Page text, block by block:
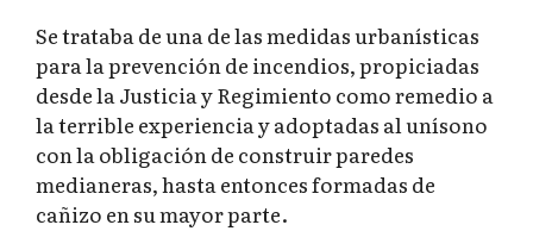
Se trataba de una de las medidas urbanísticas
para la prevención de incendios, propiciadas
desde la Justicia y Regimiento como remedio a
la terrible experiencia y adoptadas al unísono
con la obligación de construir paredes
medianeras, hasta entonces formadas de
cañizo en su mayor parte.